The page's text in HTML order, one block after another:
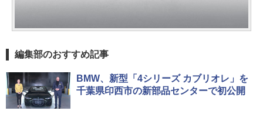
編集部のおすすめ記事
BMW、新型「4シリーズ カブリオレ」を
千葉県印西市の新部品センターで初公開